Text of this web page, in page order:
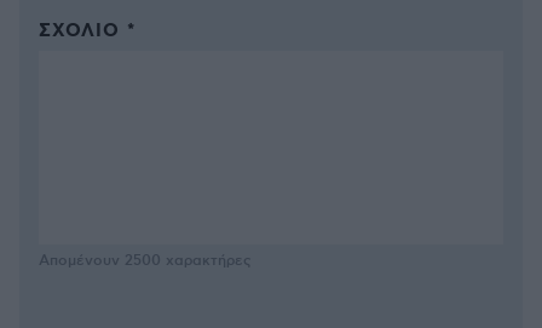
ΣΧΌΛΙΟ *
Απομένουν 2500 χαρακτήρες